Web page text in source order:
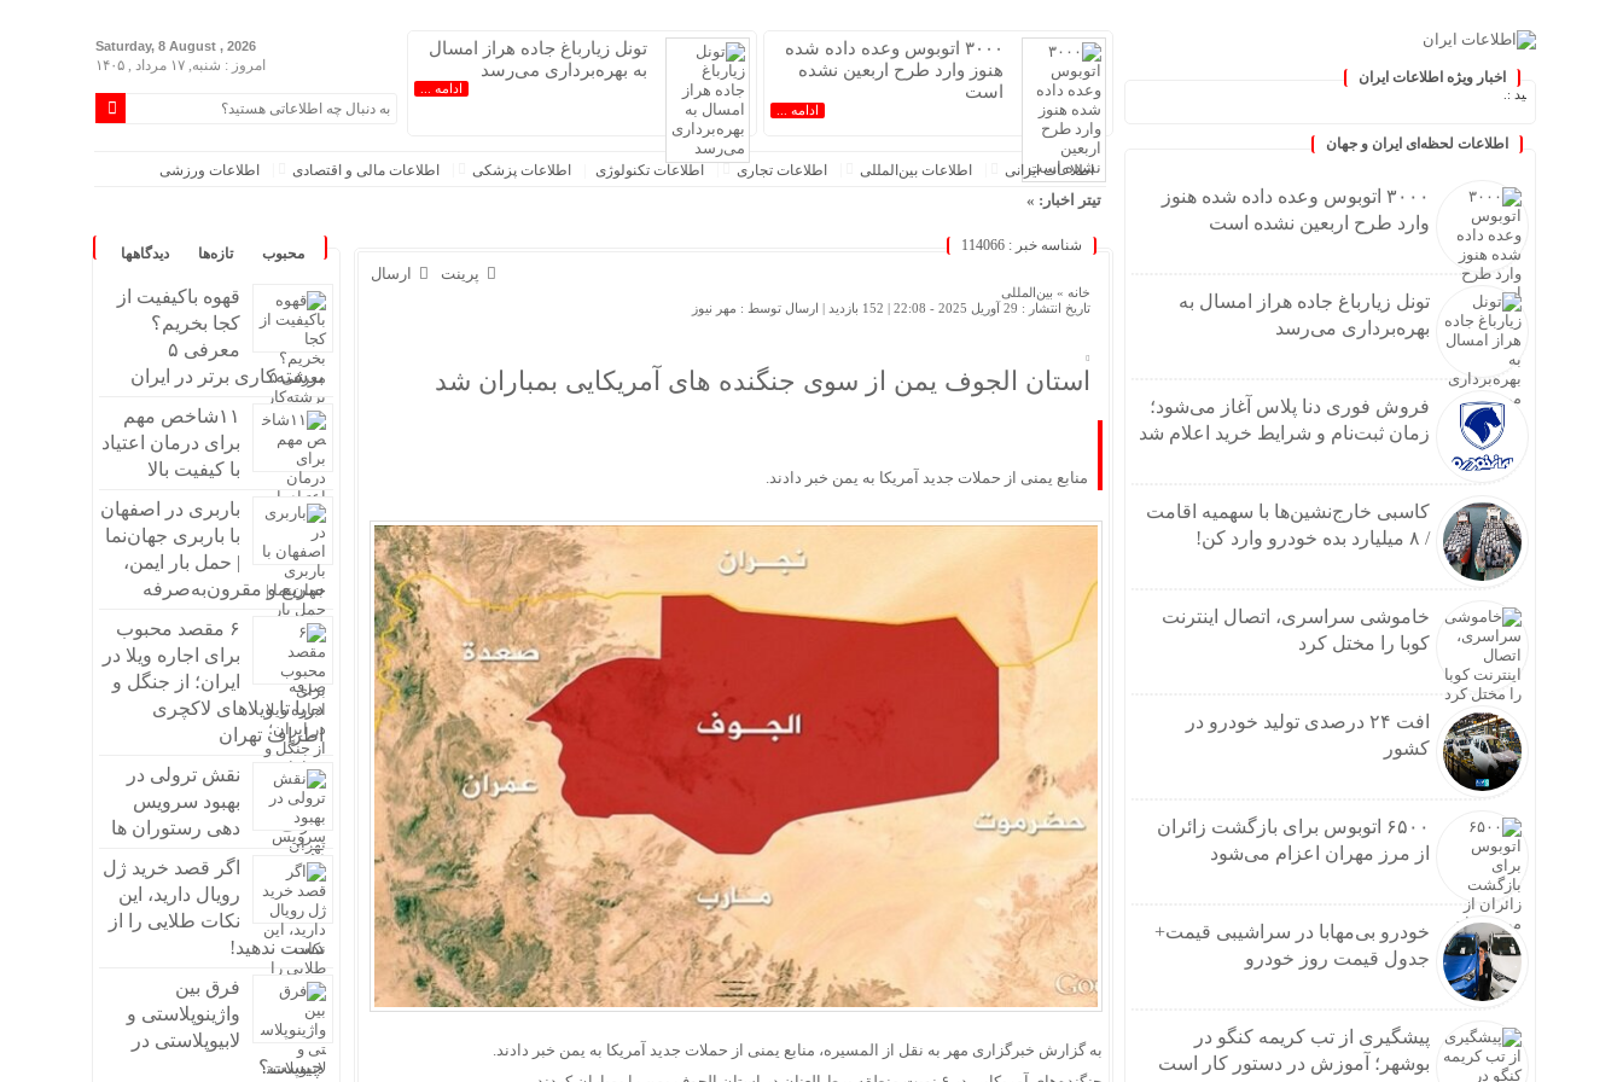
اخبار ویژه اطلاعات ایران
اطلاعات لحظه‌ای ایران و جهان
۳۰۰۰ اتوبوس وعده داده شده هنوز
وارد طرح اربعین نشده است
تونل زیارباغ جاده هراز امسال به
بهره‌برداری می‌رسد
فروش فوری دنا پلاس آغاز می‌شود؛
زمان ثبت‌نام و شرایط خرید اعلام شد
کاسبی خارج‌نشین‌ها با سهمیه اقامت
/ ۸ میلیارد بده خودرو وارد کن!
خاموشی سراسری، اتصال اینترنت
کوبا را مختل کرد
افت ۲۴ درصدی تولید خودرو در
کشور
۶۵۰۰ اتوبوس برای بازگشت زائران
از مرز مهران اعزام می‌شود
خودرو بی‌مهابا در سراشیبی قیمت+
جدول قیمت روز خودرو
پیشگیری از تب کریمه کنگو در
بوشهر؛ آموزش در دستور کار است
۳۰۰۰ اتوبوس وعده داده شده
هنوز وارد طرح اربعین نشده
است
ادامه ...
تونل زیارباغ جاده هراز امسال
به بهره‌برداری می‌رسد
ادامه ...
Saturday, 8 August , 2026
امروز : شنبه, ۱۷ مرداد , ۱۴۰۵
اطلاعات‌ ‎ایرانی اطلاعات بین‌المللی اطلاعات تجاری اطلاعات تکنولوژی اطلاعات پزشکی اطلاعات مالی و اقتصادی اطلاعات ورزشی
تیتر اخبار: »
۳۰۰۰ اتوبوس وعده داده شده هنوز وارد طرح اربعین نشده است
فروش فوری دنا پلاس آغاز می‌شود؛ زمان ثبت‌نام و شرایط خرید اعلام شد
کاسبی خارج‌نشین‌ها با سهمیه اقامت / ۸ میلیارد بده خودرو وارد کن!
افت ۲۴ درصدی تولید خودرو در کشور
سیلیکن ولیِ تهران؛ این ایران نسل Z مگر متوقف شدنی است؟ / آینده ایران را این دانش آموزان می سازند
گلایه اطهاری از عدم درک مفاهیم بنیادین توسعه دانش بنیان در ایران/ پروژه‌های هوشمندسازی شهری در بن‌بست ماندند/انحراف از طرح جامع ۱۳۸۶ به کشور آسیب زد
وام ودیعه مسکن برای آسیب‌دیدگان جنگ پرداخت می‌شود؛ جزئیات مبالغ اعلام شد
دوراهی ماندن و رفتن / چرا حقوق بالاتر دیگر مانع مهاجرت نیست؟
طنین عشق در جغرافیای دل/حیات معنوی و برنامه‌های راهپیمایی جاماندگان
موج گرما در شرق آسیا؛ کاهش تولید کشاورزی و افزایش قیمت انرژی
سردار کرمی: در کمین تروریست‌ها و آماده پاسخ قاطع به دشمن هستیم
استاندار تهران: توزیع اعتبارات استان پروژه‌محور خواهد بود
مسکو: کشورهای عضو ناتو حامیان تروریسم هستند
درخواست ظفرقندی برای بررسی سلامت دهان و دندان دانش آموزان
بازدید فرمانده نیروی زمینی سپاه از مناطق عملیاتی شمالغرب
آغاز پیش‌فروش بلیت قطار برای نیمۀ دوم مرداد
سردار رضایی: ضربات شدیدی در جنگ ۱۷ روزه محرم به امریکا وارد کردیم
نشست خبری رویداد «انتخاب جوان سال»
نتایج آزمون‌های سمپاد و نمونه دولتی هفته آینده منتشر می‌شود
افزایش ۵ درصدی ظرفیت قطارهای اربعین
مشاهده اولین نسخه One UI 9.5 روی سرورهای سامسونگ
پیش‌بینی ۱۳۰ هکتار زمین برای زیرساخت‌های خدماتی راه‌آهن چابهار – زاهدان
شناسه خبر : 114066
ارسال پرینت
خانه » بین‌المللی
تاریخ انتشار : 29 آوریل 2025 - 22:08 |
152 بازدید | ارسال توسط : مهر نیوز
استان الجوف یمن از سوی جنگنده های آمریکایی بمباران شد
منابع یمنی از حملات جدید آمریکا به یمن خبر دادند.
به گزارش خبرگزاری مهر به نقل از المسیره، منابع یمنی از حملات جدید آمریکا به یمن خبر دادند.
محبوب تازه‌ها دیدگاهها
قهوه باکیفیت از
کجا بخریم؟
معرفی ۵
برشته‌کاری برتر در ایران
۱۱شاخص مهم
برای درمان اعتیاد
با کیفیت بالا
باربری در اصفهان
با باربری جهان‌نما
| حمل بار ایمن،
سریع و مقرون‌به‌صرفه
۶ مقصد محبوب
برای اجاره ویلا در
ایران؛ از جنگل و
دریا تا ویلاهای لاکچری
اطراف تهران
نقش ترولی در
بهبود سرویس
دهی رستوران ها
اگر قصد خرید ژل
رویال دارید، این
نکات طلایی را از
دست ندهید!
فرق بین
واژینوپلاستی و
لابیوپلاستی در
چیست؟